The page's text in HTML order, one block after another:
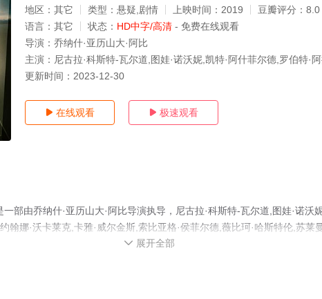
地区： 其它 类型： 悬疑,剧情 上映时间： 2019 豆瓣评分： 8.0
语言： 其它 状态： HD中字/高清 - 免费在线观看
导演： 乔纳什·亚历山大·阿比
主演： 尼古拉·科斯特-瓦尔道,图娃·诺沃妮,凯特·阿什菲尔德,罗伯特·
更新时间： 2023-12-30
 在线观看  极速观看
部由乔纳什·亚历山大·阿比导演执导，尼古拉·科斯特-瓦尔道,图娃·诺沃
翰娜·沃卡莱克,卡雅·威尔金斯,索比亚格·侯菲尔德,薇比珂·哈斯特伦,苏莱
吉尔·埃斯克,Lorra等演员精彩演绎的其它电影，手机免费观看高清未删减
 展开全部